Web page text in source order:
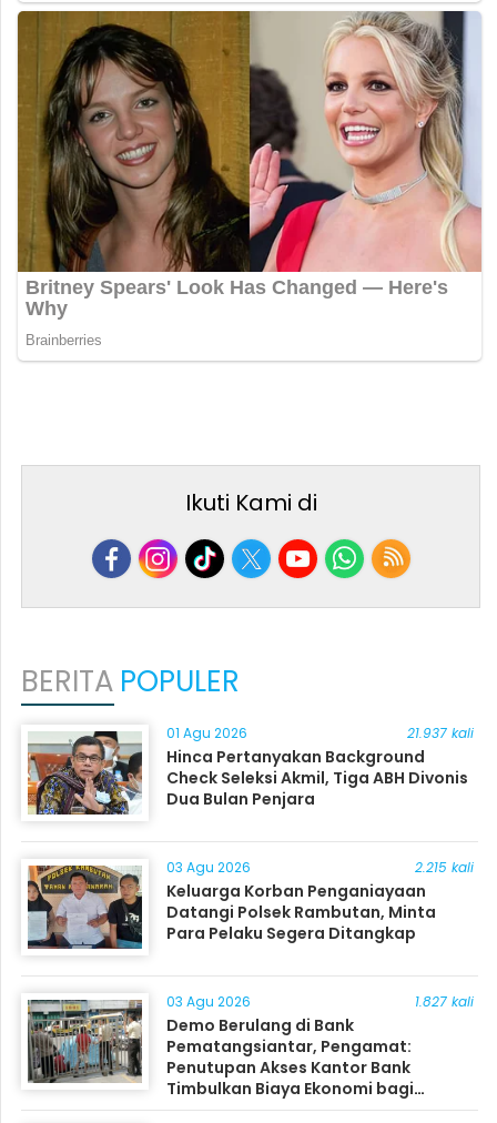
Ikuti Kami di
BERITA POPULER
01 Agu 2026 21.937 kali
Hinca Pertanyakan Background
Check Seleksi Akmil, Tiga ABH Divonis
Dua Bulan Penjara
03 Agu 2026 2.215 kali
Keluarga Korban Penganiayaan
Datangi Polsek Rambutan, Minta
Para Pelaku Segera Ditangkap
03 Agu 2026 1.827 kali
Demo Berulang di Bank
Pematangsiantar, Pengamat:
Penutupan Akses Kantor Bank
Timbulkan Biaya Ekonomi bagi
Masyarakat